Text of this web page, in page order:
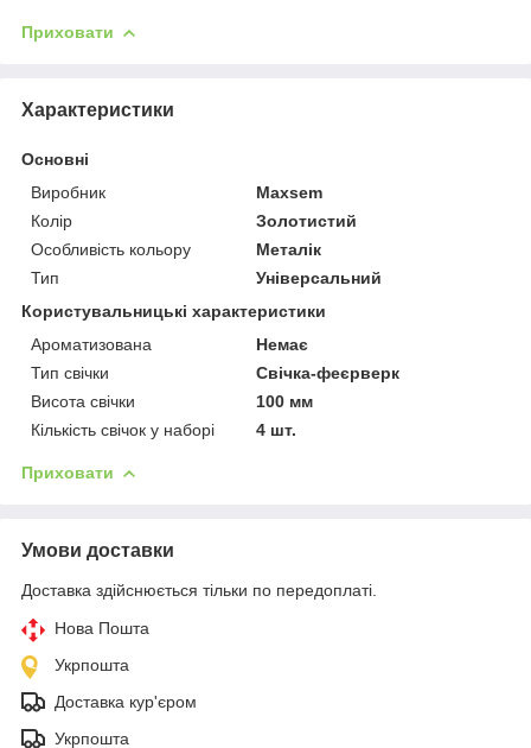
Приховати
Характеристики
Основні
Виробник
Maxsem
Колір
Золотистий
Особливість кольору
Металік
Тип
Універсальний
Користувальницькі характеристики
Ароматизована
Немає
Тип свічки
Свічка-феєрверк
Висота свічки
100 мм
Кількість свічок у наборі
4 шт.
Приховати
Умови доставки
Доставка здійснюється тільки по передоплаті.
Нова Пошта
Укрпошта
Доставка кур'єром
Укрпошта